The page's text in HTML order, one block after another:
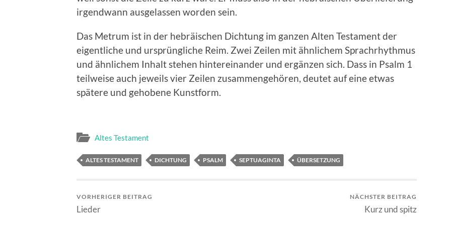
irgendwann ausgelassen worden sein.
Das Metrum ist in der hebräischen Dichtung im ganzen Alten Testament der
eigentliche und ursprüngliche Reim. Zwei Zeilen mit ähnlichem Sprachrhythmus
und ähnlichem Inhalt stehen hintereinander und ergänzen sich. Dass in Psalm 1
teilweise auch jeweils vier Zeilen zusammengehören, deutet auf eine etwas
spätere und gehobene Kunstform.
Altes Testament
ALTES TESTAMENT DICHTUNG PSALM SEPTUAGINTA ÜBERSETZUNG
VORHERIGER BEITRAG
Lieder
NÄCHSTER BEITRAG
Kurz und spitz